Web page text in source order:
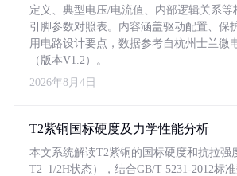
定义、典型电压/电流值、内部逻辑关系等
引脚参数对照表。内容涵盖驱动配置、保
用电路设计要点，数据参考自杭州士兰微
（版本V1.2）。
2026年8月4日
T2紫铜国标硬度及力学性能分析
本文系统解读T2紫铜的国标硬度和抗拉强
T2_1/2H状态），结合GB/T 5231-2012标